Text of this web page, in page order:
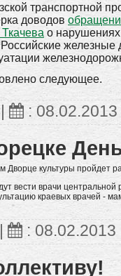
транспортной
доводов
о нарушениях
железные
следующее.
| : 08.02.2013
Дворце культуры пройдет
вести врачи
краевых врачей -
: 08.02.2013